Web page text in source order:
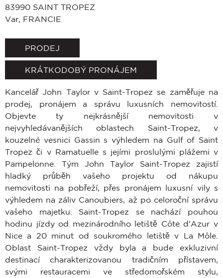
83990 SAINT TROPEZ
Var, FRANCIE
PRODEJ
KRÁTKODOBÝ PRONÁJEM
Kancelář John Taylor v Saint-Tropez se zaměřuje na
prodej, pronájem a správu luxusních nemovitostí.
Objevte ty nejkrásnější nemovitosti v
nejvyhledávanějších oblastech Saint-Tropez, v
kouzelné vesnici Gassin s výhledem na Gulf of Saint
Tropez či v Ramatuelle s jejími proslulými plážemi v
Pampelonne. Tým John Taylor Saint-Tropez zajistí
hladký průběh vašeho projektu od nákupu
nemovitosti na pobřeží, přes pronájem luxusní vily s
výhledem na záliv Canoubiers, až po celoroční správu
vašeho majetku. Saint-Tropez se nachází pouhou
hodinu jízdy od mezinárodního letiště Côte d'Azur v
Nice a 20 minut od soukromého letiště v La Môle.
Oblast Saint-Tropez vždy byla a bude exkluzivní
destinací charakterizovanou tradičním přístavem,
svými restauracemi ve středomořském stylu,